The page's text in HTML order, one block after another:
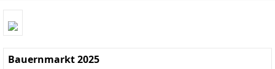
Bauernmarkt 2025